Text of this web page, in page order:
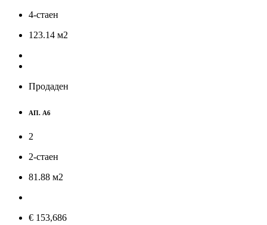
4-стаен
123.14 м2
Продаден
АП. А6
2
2-стаен
81.88 м2
€ 153,686